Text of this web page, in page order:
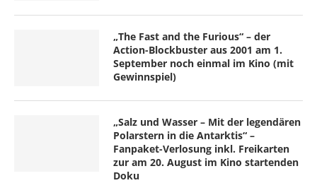
„The Fast and the Furious“ – der
Action-Blockbuster aus 2001 am 1.
September noch einmal im Kino (mit
Gewinnspiel)
„Salz und Wasser – Mit der legendären
Polarstern in die Antarktis“ –
Fanpaket-Verlosung inkl. Freikarten
zur am 20. August im Kino startenden
Doku